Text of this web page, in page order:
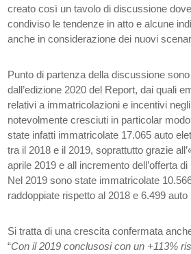
creato così un tavolo di discussione
condiviso le tendenze in atto e alcune
anche in considerazione dei nuovi
Punto di partenza della discussione
dall’edizione 2020 del Report, dai quali
relativi a immatricolazioni e incentivi
notevolmente cresciuti in particolar
state infatti immatricolate 17.065 auto
tra il 2018 e il 2019, soprattutto grazie
aprile 2019 e all incremento dell’offerta
Nel 2019 sono state immatricolate
raddoppiate rispetto al 2018 e 6.499
Si tratta di una crescita confermata
“Con il 2019 conclusosi con un +113%